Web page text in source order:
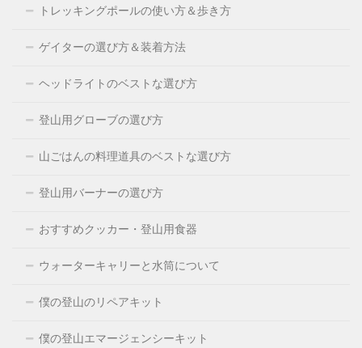
トレッキングポールの使い方＆歩き方
ゲイターの選び方＆装着方法
ヘッドライトのベストな選び方
登山用グローブの選び方
山ごはんの料理道具のベストな選び方
登山用バーナーの選び方
おすすめクッカー・登山用食器
ウォーターキャリーと水筒について
僕の登山のリペアキット
僕の登山エマージェンシーキット